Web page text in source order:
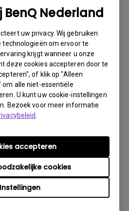
BenQ Nederland
uw privacy. Wij gebruiken
technologieën om ervoor te
krijgt wanneer u onze
deze cookies accepteren door te
of klik op "Alleen
om alle niet-essentiële
U kunt uw cookie-instellingen
Bezoek voor meer informatie
Instellingen
cookies
accepteren
of backlight
hoe is dit te
ik het weg krijgen?
detectiebereik van de
werkt de ECO-sensor
zoals bedoeld?